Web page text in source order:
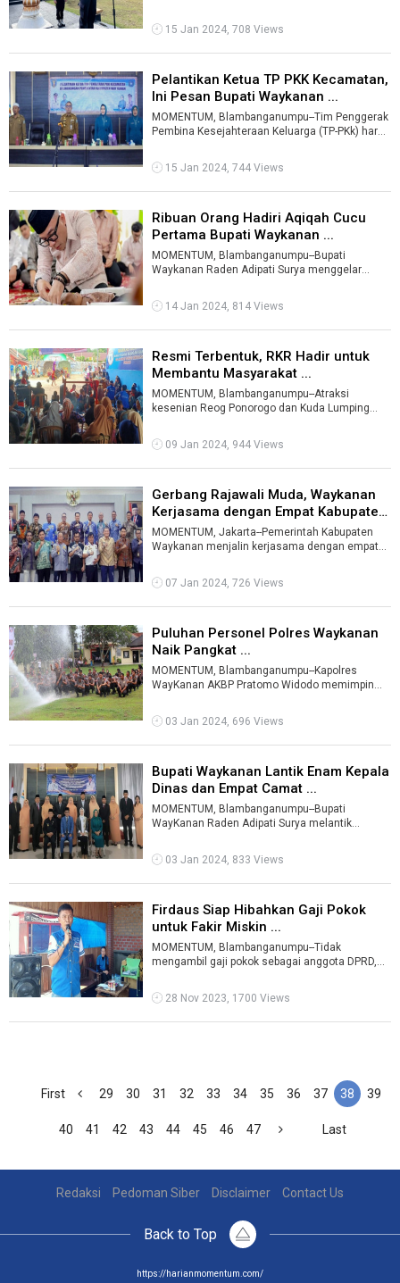
...
15 Jan 2024, 708 Views
Pelantikan Ketua TP PKK Kecamatan,
Ini Pesan Bupati Waykanan ...
MOMENTUM, Blambanganumpu--Tim Penggerak
Pembina Kesejahteraan Keluarga (TP-PKk) harus
15 Jan 2024, 744 Views
Ribuan Orang Hadiri Aqiqah Cucu
Pertama Bupati Waykanan ...
MOMENTUM, Blambanganumpu--Bupati
Waykanan Raden Adipati Surya menggelar
Asalan Arr ...
14 Jan 2024, 814 Views
Resmi Terbentuk, RKR Hadir untuk
Membantu Masyarakat ...
MOMENTUM, Blambanganumpu--Atraksi
kesenian Reog Ponorogo dan Kuda Lumping
organisasi s ...
09 Jan 2024, 944 Views
Gerbang Rajawali Muda, Waykanan
Kerjasama dengan Empat Kabupaten
...
MOMENTUM, Jakarta--Pemerintah Kabupaten
Waykanan menjalin kerjasama dengan empat
...
07 Jan 2024, 726 Views
Puluhan Personel Polres Waykanan
Naik Pangkat ...
MOMENTUM, Blambanganumpu--Kapolres
WayKanan AKBP Pratomo Widodo memimpin
setempat ...
03 Jan 2024, 696 Views
Bupati Waykanan Lantik Enam Kepala
Dinas dan Empat Camat ...
MOMENTUM, Blambanganumpu--Bupati
WayKanan Raden Adipati Surya melantik
03 Jan 2024, 833 Views
Firdaus Siap Hibahkan Gaji Pokok
untuk Fakir Miskin ...
MOMENTUM, Blambanganumpu--Tidak
mengambil gaji pokok sebagai anggota DPRD,
28 Nov 2023, 1700 Views
First 29 30 31 32 33 34 35 36 37 38 39
40 41 42 43 44 45 46 47 Last
Redaksi Pedoman Siber Disclaimer Contact Us
Back to Top
https://harianmomentum.com/